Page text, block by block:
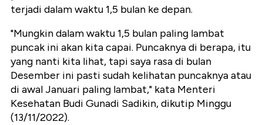
terjadi dalam waktu 1,5 bulan ke depan.
"Mungkin dalam waktu 1,5 bulan paling lambat
puncak ini akan kita capai. Puncaknya di berapa, itu
yang nanti kita lihat, tapi saya rasa di bulan
Desember ini pasti sudah kelihatan puncaknya atau
di awal Januari paling lambat," kata Menteri
Kesehatan Budi Gunadi Sadikin, dikutip Minggu
(13/11/2022).